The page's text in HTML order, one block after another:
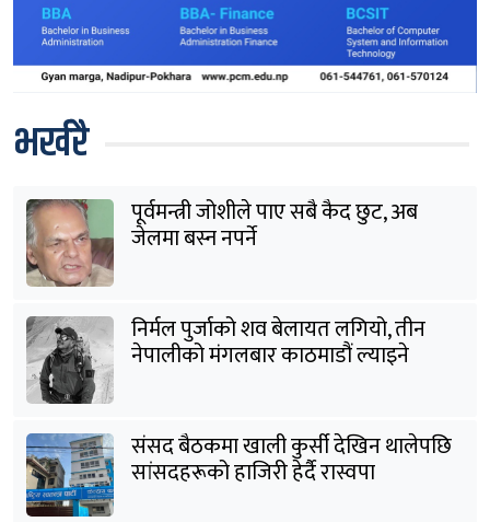
भर्खरै
पूर्वमन्त्री जोशीले पाए सबै कैद छुट, अब
जेलमा बस्न नपर्ने
निर्मल पुर्जाको शव बेलायत लगियो, तीन
नेपालीको मंगलबार काठमाडौं ल्याइने
संसद बैठकमा खाली कुर्सी देखिन थालेपछि
सांसदहरूको हाजिरी हेर्दै रास्वपा